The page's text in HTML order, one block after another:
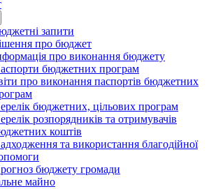
запити
про бюджет
про виконання бюджету
бюджетних програм
про виконання паспортів бюджетних
бюджетних, цільових програм
розпорядників та отримувачів
коштів
та використання благодійної
бюджету громади
майно